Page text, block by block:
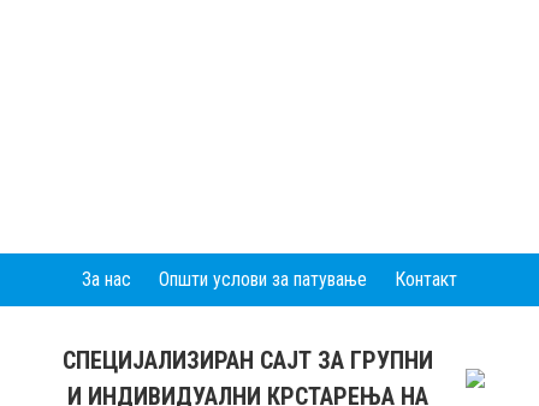
За нас Општи услови за патување Контакт
СПЕЦИЈАЛИЗИРАН САЈТ ЗА ГРУПНИ
И ИНДИВИДУАЛНИ КРСТАРЕЊА НА